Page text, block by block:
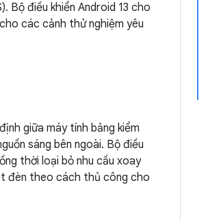
Bộ điều khiển Android 13 cho
các cảnh thử nghiệm yêu
giữa máy tính bảng kiểm
sáng bên ngoài. Bộ điều
thời loại bỏ nhu cầu xoay
đèn theo cách thủ công cho